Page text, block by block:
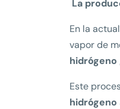
La
En la
vapor de
hidrógeno
Este
hidrógeno